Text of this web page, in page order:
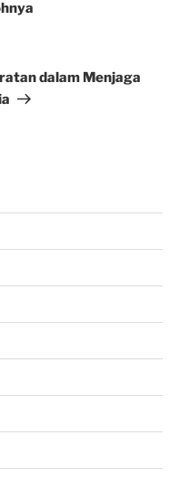
dalam Menjaga